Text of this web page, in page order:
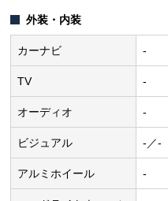
外装・内装
カーナビ -
TV -
オーディオ -
ビジュアル -／-
アルミホイール -